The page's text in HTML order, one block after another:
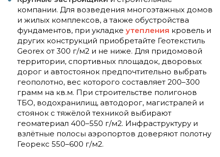
компании. Для возведения многоэтажных домов
и жилых комплексов, а также обустройства
фундаментов, при укладке утепления кровель и
других конструкций приобретайте Геотекстиль
Georex от 300 г/м2 и не ниже. Для придомовой
территории, спортивных площадок, дворовых
дорог и автостоянок предпочтительно выбрать
геополотно, вес которого составляет 200–300
грамм на кв.м. При строительстве полигонов
ТБО, водохранилищ, автодорог, магистралей и
стоянок с тяжёлой техникой выбирают
геоматериал 400­–550 г/м2. Инфраструктуру и
взлётные полосы аэропортов доверяют полотну
Георекс 550–600 г/м2.